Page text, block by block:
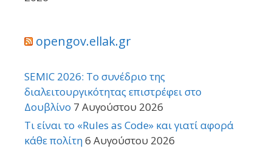
opengov.ellak.gr
SEMIC 2026: Το συνέδριο της
διαλειτουργικότητας επιστρέφει στο
Δουβλίνο 7 Αυγούστου 2026
Τι είναι το «Rules as Code» και γιατί αφορά
κάθε πολίτη6 Αυγούστου 2026